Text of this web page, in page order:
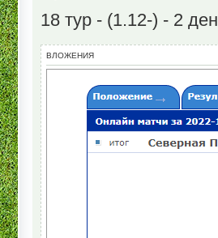
18 тур - (1.12-) - 2
ВЛОЖЕНИЯ